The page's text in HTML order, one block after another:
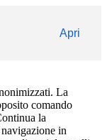
Apri
La
comando
la
in